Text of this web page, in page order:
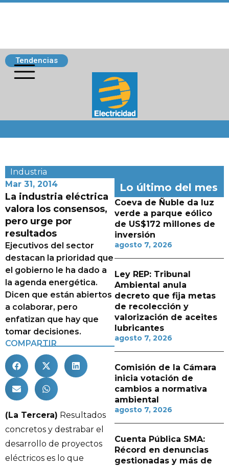
Tendencias
Industria
Mar 31, 2014
La industria eléctrica
valora los consensos,
pero urge por
resultados
Ejecutivos del sector
destacan la prioridad que
el gobierno le ha dado a
la agenda energética.
Dicen que están abiertos
a colaborar, pero
enfatizan que hay que
tomar decisiones.
COMPARTIR
(La Tercera) Resultados
concretos y destrabar el
desarrollo de proyectos
eléctricos es lo que
Lo último del mes
Coeva de Ñuble da luz
verde a parque eólico
de US$172 millones de
inversión
agosto 7, 2026
Ley REP: Tribunal
Ambiental anula
decreto que fija metas
de recolección y
valorización de aceites
lubricantes
agosto 7, 2026
Comisión de la Cámara
inicia votación de
cambios a normativa
ambiental
agosto 7, 2026
Cuenta Pública SMA:
Récord en denuncias
gestionadas y más de